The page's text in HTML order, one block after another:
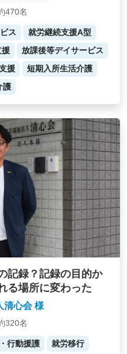
470名
ス
就労継続支援A型
援
放課後等デイサービス
援
短期入所生活介護
護
記録？記録の目的か
る場所に変わった
清心会 様
320名
行動援護 就労移行